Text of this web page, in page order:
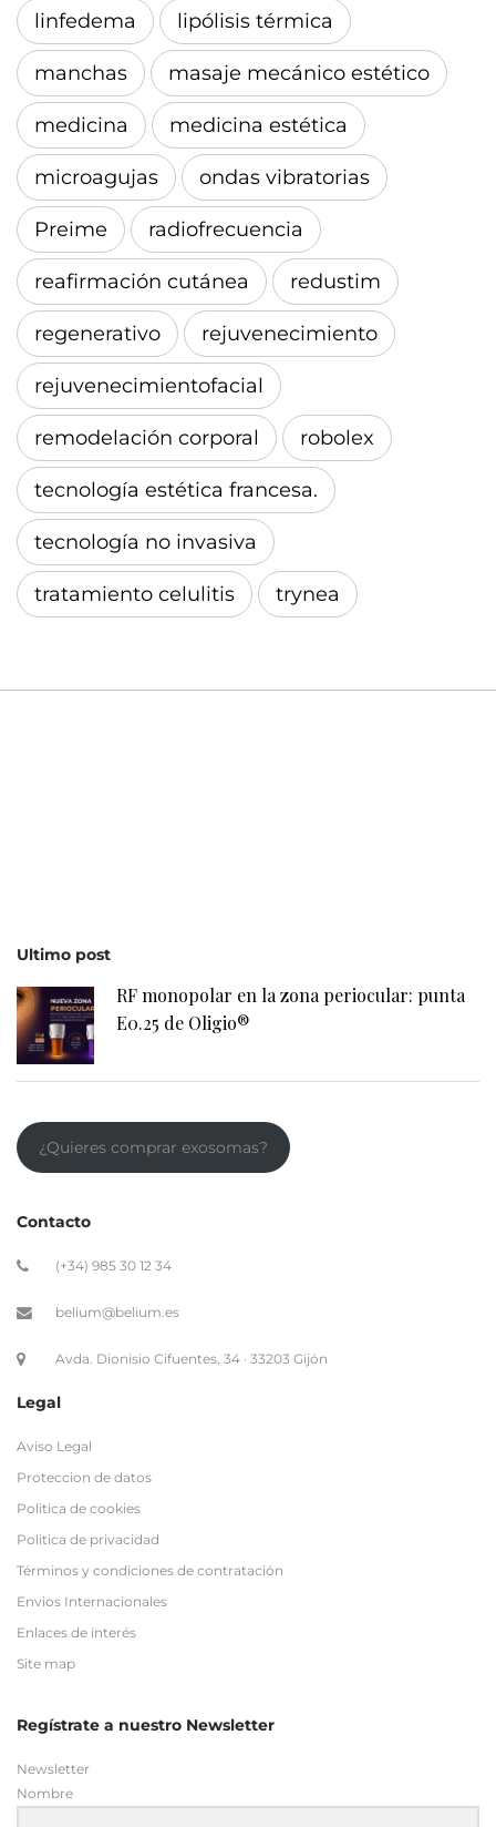
linfedema lipólisis térmica
manchas masaje mecánico estético
medicina medicina estética
microagujas ondas vibratorias
Preime radiofrecuencia
reafirmación cutánea redustim
regenerativo rejuvenecimiento
rejuvenecimientofacial
remodelación corporal robolex
tecnología estética francesa.
tecnología no invasiva
tratamiento celulitis trynea
¿Quieres comprar exosomas?
(+34) 985 30 12 34
Proteccion de datos
Politica de cookies
Términos y condiciones de contratación
Regístrate a nuestro Newsletter
Newsletter
Email